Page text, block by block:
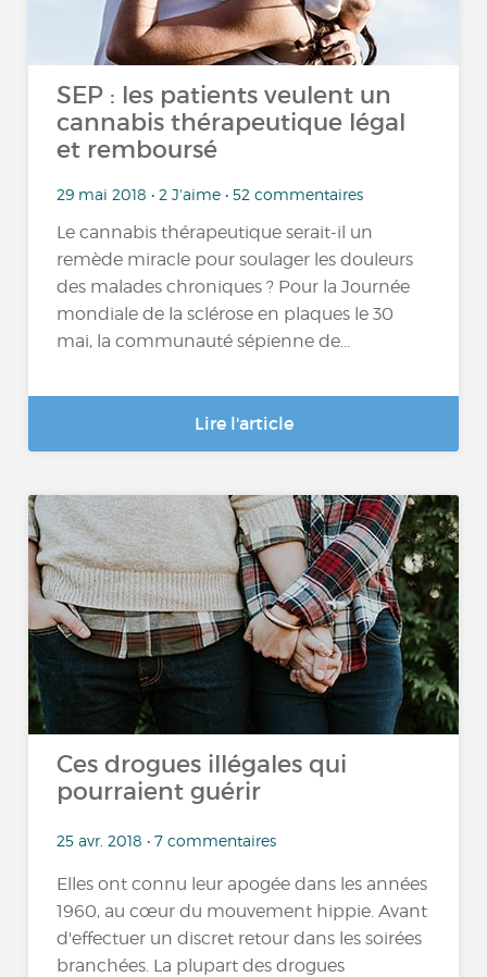
SEP : les patients veulent un
cannabis thérapeutique légal
et remboursé
29 mai 2018 • 2 J'aime • 52 commentaires
Le cannabis thérapeutique serait-il un
remède miracle pour soulager les douleurs
des malades chroniques ? Pour la Journée
mondiale de la sclérose en plaques le 30
mai, la communauté sépienne de...
Lire l'article
Ces drogues illégales qui
pourraient guérir
25 avr. 2018 • 7 commentaires
Elles ont connu leur apogée dans les années
1960, au cœur du mouvement hippie. Avant
d'effectuer un discret retour dans les soirées
branchées. La plupart des drogues